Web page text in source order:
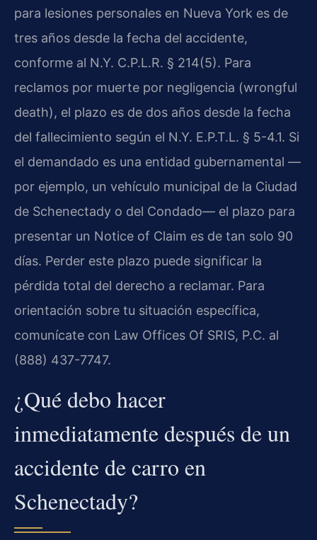
para lesiones personales en Nueva York es de
tres años desde la fecha del accidente,
conforme al N.Y. C.P.L.R. § 214(5). Para
reclamos por muerte por negligencia (wrongful
death), el plazo es de dos años desde la fecha
del fallecimiento según el N.Y. E.P.T.L. § 5-4.1. Si
el demandado es una entidad gubernamental —
por ejemplo, un vehículo municipal de la Ciudad
de Schenectady o del Condado— el plazo para
presentar un Notice of Claim es de tan solo 90
días. Perder este plazo puede significar la
pérdida total del derecho a reclamar. Para
orientación sobre tu situación específica,
comunícate con Law Offices Of SRIS, P.C. al
(888) 437-7747.
¿Qué debo hacer
inmediatamente después de un
accidente de carro en
Schenectady?